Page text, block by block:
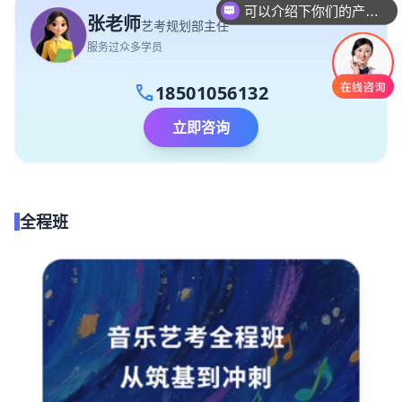
张老师艺考规划部主任
服务过众多学员
call18501056132
立即咨询
全程班